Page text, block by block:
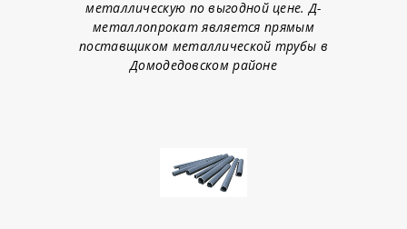
металлическую по выгодной цене. Д-
металлопрокат является прямым
поставщиком металлической трубы в
Домодедовском районе